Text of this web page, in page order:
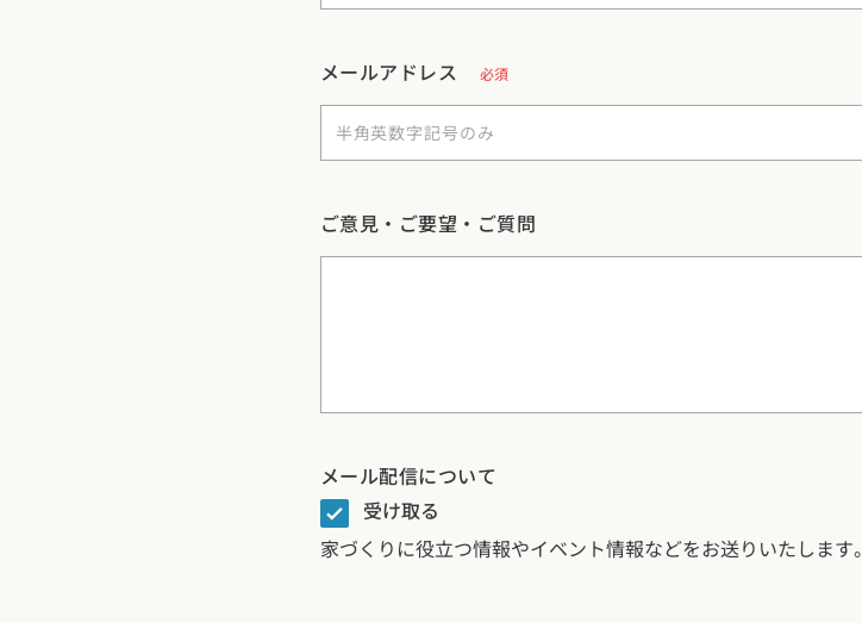
メールアドレス 必須
ご意見・ご要望・ご質問
メール配信について
受け取る
家づくりに役立つ情報やイベント情報などをお送りいたします。